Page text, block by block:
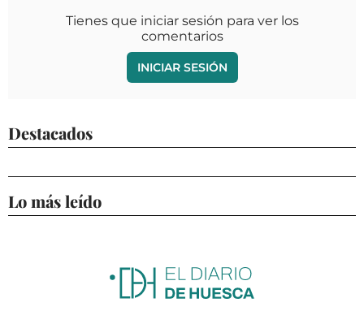
Tienes que iniciar sesión para ver los
comentarios
INICIAR SESIÓN
Destacados
Lo más leído